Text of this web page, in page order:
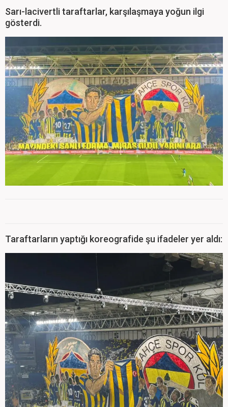
Sarı-lacivertli taraftarlar, karşılaşmaya yoğun ilgi
gösterdi.
Taraftarların yaptığı koreografide şu ifadeler yer aldı: